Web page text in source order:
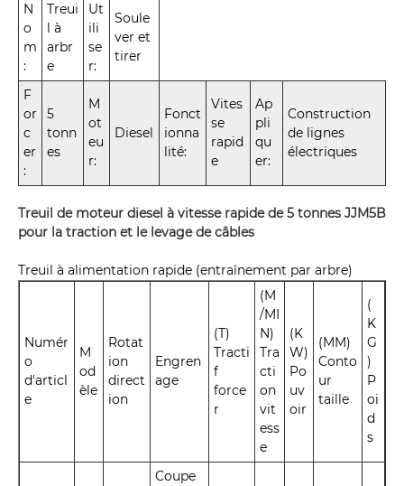
N
o
m
:
Treui
l à
arbr
e
Ut
ili
se
r:
Soule
ver et
tirer
F
or
c
er
:
5
tonn
es
M
ot
eu
r:
Diesel
Fonct
ionna
lité:
Vites
se
rapid
e
Ap
pli
qu
er:
Construction
de lignes
électriques
Treuil de moteur diesel à vitesse rapide de 5 tonnes JJM5B
pour la traction et le levage de câbles
Treuil à alimentation rapide (entraînement par arbre)
Numér
o
d'articl
e
M
od
èle
Rotat
ion
direct
ion
Engren
age
(T)
Tracti
f
force
r
(M
/MI
N)
Tra
cti
on
vit
ess
e
(K
W)
Po
uv
oir
(MM)
Conto
ur
taille
(
K
G
)
P
oi
d
s
Coupe